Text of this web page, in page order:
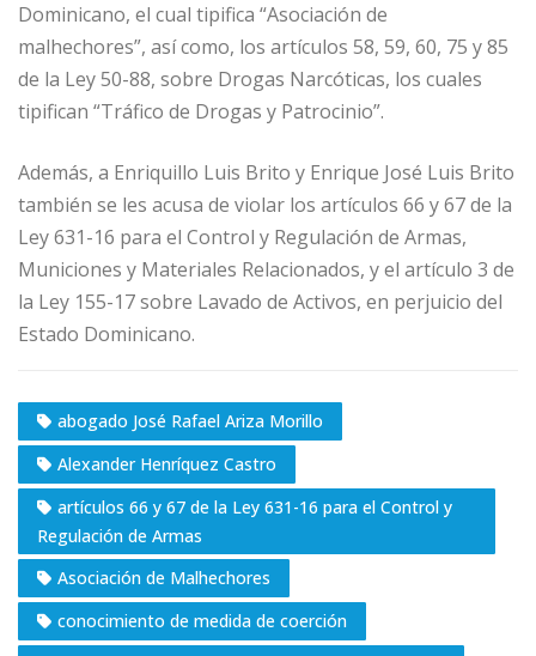
Dominicano, el cual tipifica “Asociación de
malhechores”, así como, los artículos 58, 59, 60, 75 y 85
de la Ley 50-88, sobre Drogas Narcóticas, los cuales
tipifican “Tráfico de Drogas y Patrocinio”.
Además, a Enriquillo Luis Brito y Enrique José Luis Brito
también se les acusa de violar los artículos 66 y 67 de la
Ley 631-16 para el Control y Regulación de Armas,
Municiones y Materiales Relacionados, y el artículo 3 de
la Ley 155-17 sobre Lavado de Activos, en perjuicio del
Estado Dominicano.
abogado José Rafael Ariza Morillo
Alexander Henríquez Castro
artículos 66 y 67 de la Ley 631-16 para el Control y
Regulación de Armas
Asociación de Malhechores
conocimiento de medida de coerción